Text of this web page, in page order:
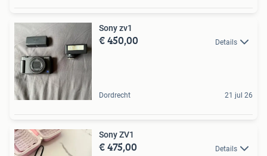
Sony zv1
€ 450,00 Details
Dordrecht 21 jul 26
Sony ZV1
€ 475,00 Details